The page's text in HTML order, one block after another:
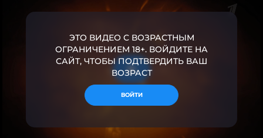
ЭТО ВИДЕО С ВОЗРАСТНЫМ
ОГРАНИЧЕНИЕМ 18+. ВОЙДИТЕ НА
САЙТ, ЧТОБЫ ПОДТВЕРДИТЬ ВАШ
ВОЗРАСТ
ВОЙТИ